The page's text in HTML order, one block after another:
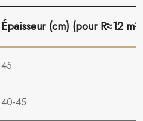
Épaisseur (cm) (pour R≈12
45
40-45